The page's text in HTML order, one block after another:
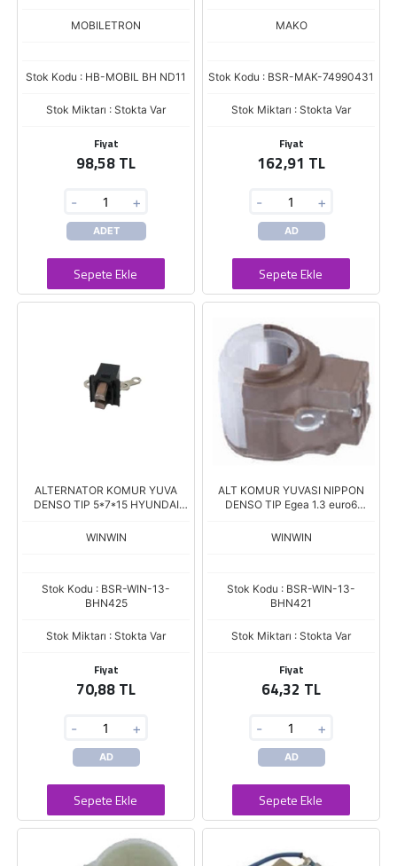
MOBILETRON
Stok Kodu : HB-MOBIL BH ND11
Stok Miktarı : Stokta Var
Fiyat
98,58 TL
- +
ADET
Sepete Ekle
MAKO
Stok Kodu : BSR-MAK-74990431
Stok Miktarı : Stokta Var
Fiyat
162,91 TL
- +
AD
Sepete Ekle
ALTERNATOR KOMUR YUVA
DENSO TIP 5*7*15 HYUNDAI
BHND08
WINWIN
Stok Kodu : BSR-WIN-13-
BHN425
Stok Miktarı : Stokta Var
Fiyat
70,88 TL
- +
AD
Sepete Ekle
ALT KOMUR YUVASI NIPPON
DENSO TIP Egea 1.3 euro6
FORD FOCUS[BHN424] BH-
WINWIN
Stok Kodu : BSR-WIN-13-
BHN421
Stok Miktarı : Stokta Var
Fiyat
64,32 TL
- +
AD
Sepete Ekle